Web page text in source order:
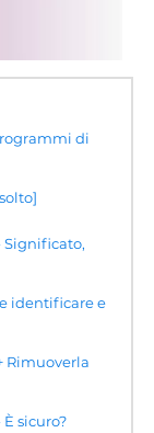
di
Significato,
identificare e
Rimuoverla
sicuro?